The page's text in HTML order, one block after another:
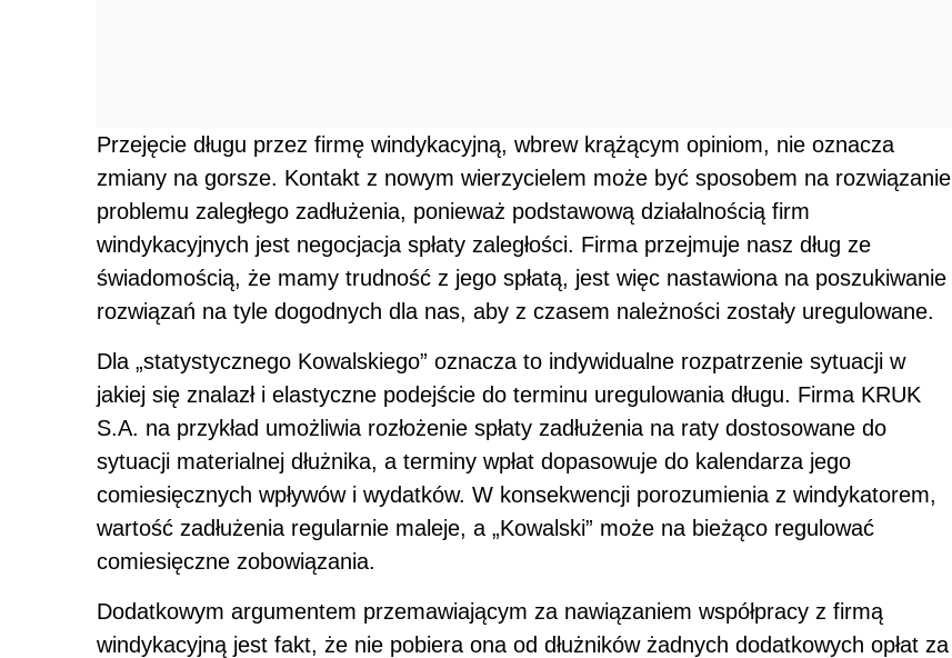
Przejęcie długu przez firmę windykacyjną, wbrew krążącym opiniom, nie oznacza
zmiany na gorsze. Kontakt z nowym wierzycielem może być sposobem na rozwiązanie
problemu zaległego zadłużenia, ponieważ podstawową działalnością firm
windykacyjnych jest negocjacja spłaty zaległości. Firma przejmuje nasz dług ze
świadomością, że mamy trudność z jego spłatą, jest więc nastawiona na poszukiwanie
rozwiązań na tyle dogodnych dla nas, aby z czasem należności zostały uregulowane.
Dla „statystycznego Kowalskiego” oznacza to indywidualne rozpatrzenie sytuacji w
jakiej się znalazł i elastyczne podejście do terminu uregulowania długu. Firma KRUK
S.A. na przykład umożliwia rozłożenie spłaty zadłużenia na raty dostosowane do
sytuacji materialnej dłużnika, a terminy wpłat dopasowuje do kalendarza jego
comiesięcznych wpływów i wydatków. W konsekwencji porozumienia z windykatorem,
wartość zadłużenia regularnie maleje, a „Kowalski” może na bieżąco regulować
comiesięczne zobowiązania.
Dodatkowym argumentem przemawiającym za nawiązaniem współpracy z firmą
windykacyjną jest fakt, że nie pobiera ona od dłużników żadnych dodatkowych opłat za